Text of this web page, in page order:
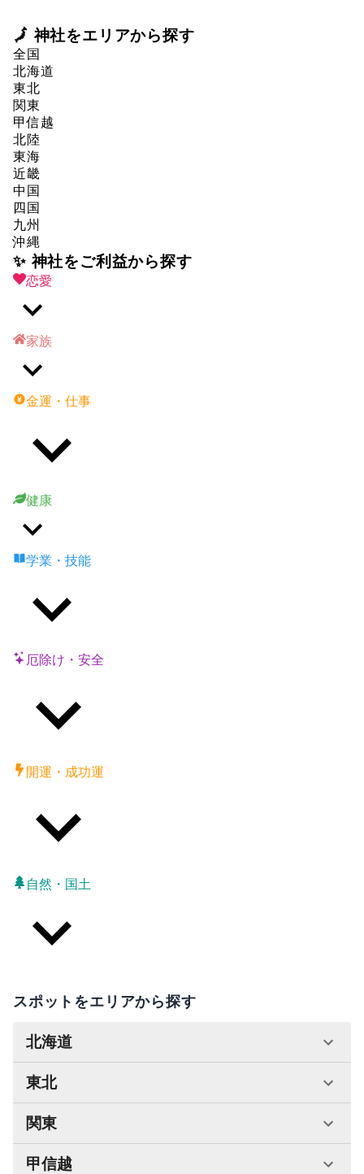
🗾 神社をエリアから探す
全国
北海道
東北
関東
甲信越
北陸
東海
近畿
中国
四国
九州
沖縄
✨ 神社をご利益から探す
恋愛
家族
金運・仕事
健康
学業・技能
厄除け・安全
開運・成功運
自然・国土
スポットをエリアから探す
北海道
東北
関東
甲信越